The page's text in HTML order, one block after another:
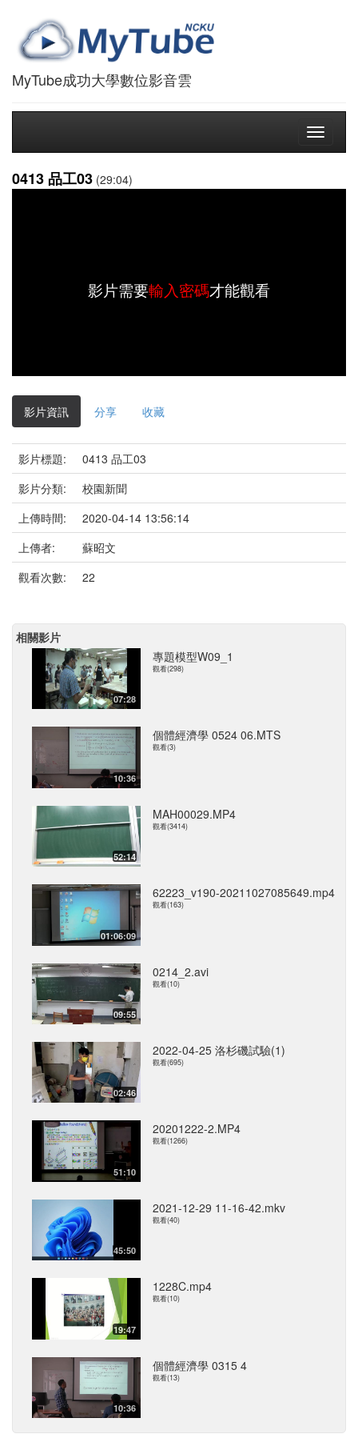
MyTube成功大學數位影音雲
Toggle
0413 品工03 (29:04)
影片需要輸入密碼才能觀看
影片資訊 分享 收藏
影片標題:
0413 品工03
影片分類:
校園新聞
上傳時間:
2020-04-14 13:56:14
上傳者:
蘇昭文
觀看次數:
22
相關影片
07:28
專題模型W09_1
觀看(298)
10:36
個體經濟學 0524 06.MTS
觀看(3)
52:14
MAH00029.MP4
觀看(3414)
01:06:09
62223_v190-20211027085649.mp4
觀看(163)
09:55
0214_2.avi
觀看(10)
02:46
2022-04-25 洛杉磯試驗(1)
觀看(695)
51:10
20201222-2.MP4
觀看(1266)
45:50
2021-12-29 11-16-42.mkv
觀看(40)
19:47
1228C.mp4
觀看(10)
10:36
個體經濟學 0315 4
觀看(13)